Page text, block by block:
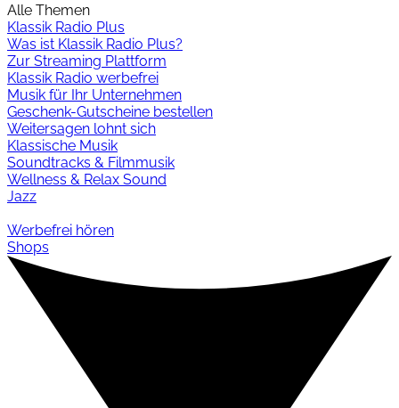
Alle Themen
Klassik Radio Plus
Was ist Klassik Radio Plus?
Zur Streaming Plattform
Klassik Radio werbefrei
Musik für Ihr Unternehmen
Geschenk-Gutscheine bestellen
Weitersagen lohnt sich
Klassische Musik
Soundtracks & Filmmusik
Wellness & Relax Sound
Jazz
Werbefrei hören
Shops